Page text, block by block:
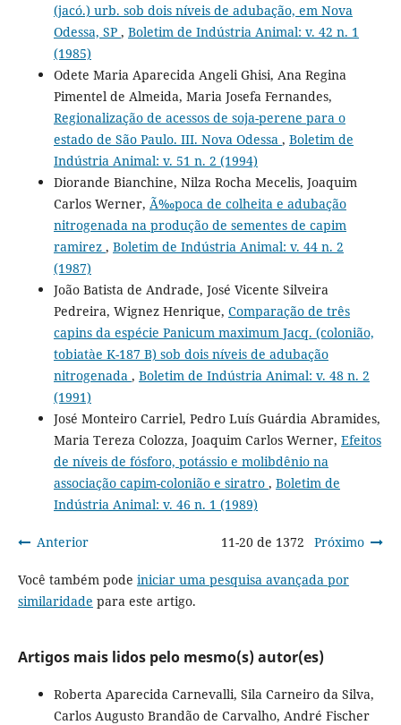
(jacó.) urb. sob dois níveis de adubação, em Nova
Odessa, SP , Boletim de Indústria Animal: v. 42 n. 1
(1985)
Odete Maria Aparecida Angeli Ghisi, Ana Regina
Pimentel de Almeida, Maria Josefa Fernandes,
Regionalização de acessos de soja-perene para o
estado de São Paulo. III. Nova Odessa , Boletim de
Indústria Animal: v. 51 n. 2 (1994)
Diorande Bianchine, Nilza Rocha Mecelis, Joaquim
Carlos Werner, Ã‰poca de colheita e adubação
nitrogenada na produção de sementes de capim
ramirez , Boletim de Indústria Animal: v. 44 n. 2
(1987)
João Batista de Andrade, José Vicente Silveira
Pedreira, Wignez Henrique, Comparação de três
capins da espécie Panicum maximum Jacq. (colonião,
tobiatàe K-187 B) sob dois níveis de adubação
nitrogenada , Boletim de Indústria Animal: v. 48 n. 2
(1991)
José Monteiro Carriel, Pedro Luís Guárdia Abramides,
Maria Tereza Colozza, Joaquim Carlos Werner, Efeitos
de níveis de fósforo, potássio e molibdênio na
associação capim-colonião e siratro , Boletim de
Indústria Animal: v. 46 n. 1 (1989)
Anterior 11-20 de 1372 Próximo
Você também pode iniciar uma pesquisa avançada por
similaridade para este artigo.
Artigos mais lidos pelo mesmo(s) autor(es)
Roberta Aparecida Carnevalli, Sila Carneiro da Silva,
Carlos Augusto Brandão de Carvalho, André Fischer